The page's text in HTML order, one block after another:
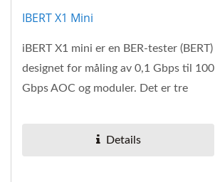
IBERT X1 Mini
iBERT X1 mini er en BER-tester (BERT)
designet for måling av 0,1 Gbps til 100
Gbps AOC og moduler. Det er tre
Details